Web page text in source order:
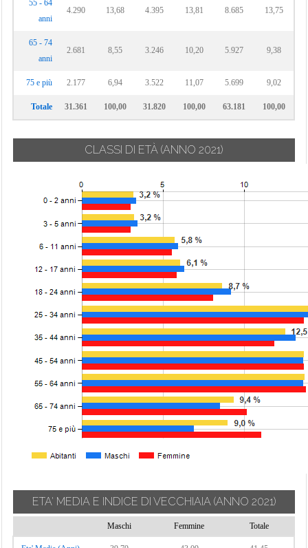
55 - 64
anni
4.290 13,68 4.395 13,81 8.685 13,75
65 - 74
anni
2.681 8,55 3.246 10,20 5.927 9,38
75 e più 2.177 6,94 3.522 11,07 5.699 9,02
Totale 31.361 100,00 31.820 100,00 63.181 100,00
CLASSI DI ETÀ (ANNO 2021)
ETA' MEDIA E INDICE DI VECCHIAIA (ANNO 2021)
Maschi Femmine Totale